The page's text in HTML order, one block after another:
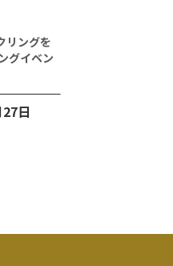
リングを
グイベン
日